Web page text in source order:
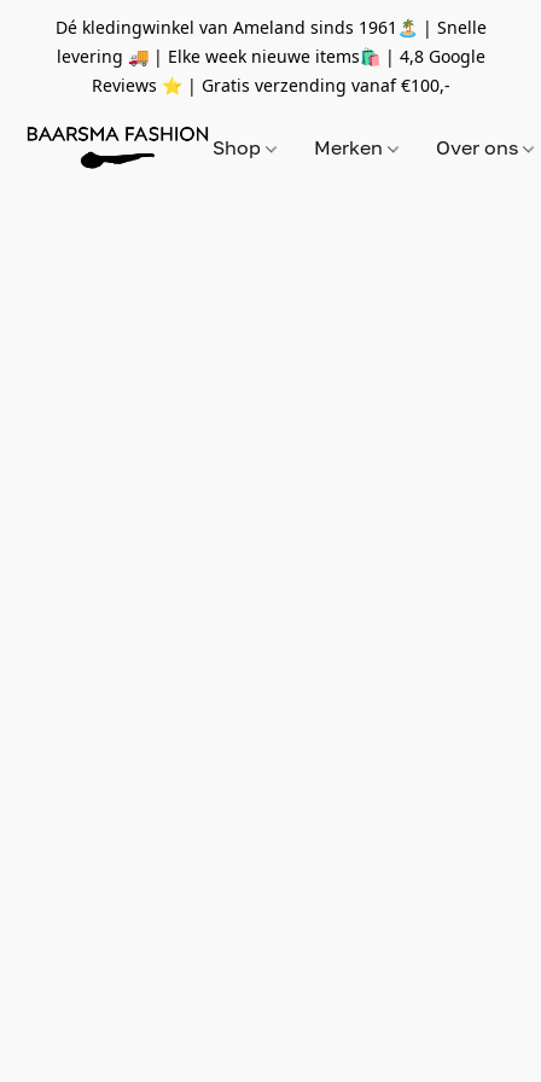
Dé kledingwinkel van Ameland sinds 1961🏝 | Snelle
levering 🚚 | Elke week nieuwe items🛍 | 4,8 Google
Reviews ⭐️ | Gratis verzending vanaf€100,-
Shop Merken Over ons